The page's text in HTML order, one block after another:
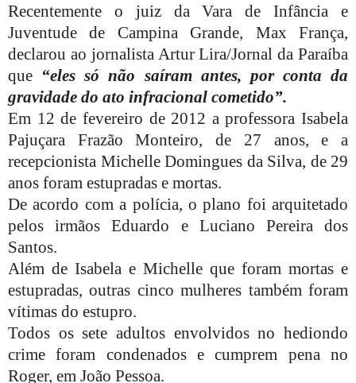
Recentemente o juiz da Vara de Infância e
Juventude de Campina Grande, Max França,
declarou ao jornalista Artur Lira/Jornal da Paraíba
que “eles só não saíram antes, por conta da
gravidade do ato infracional cometido”.
Em 12 de fevereiro de 2012 a professora Isabela
Pajuçara Frazão Monteiro, de 27 anos, e a
recepcionista Michelle Domingues da Silva, de 29
anos foram estupradas e mortas.
De acordo com a polícia, o plano foi arquitetado
pelos irmãos Eduardo e Luciano Pereira dos
Santos.
Além de Isabela e Michelle que foram mortas e
estupradas, outras cinco mulheres também foram
vítimas do estupro.
Todos os sete adultos envolvidos no hediondo
crime foram condenados e cumprem pena no
Roger, em João Pessoa.